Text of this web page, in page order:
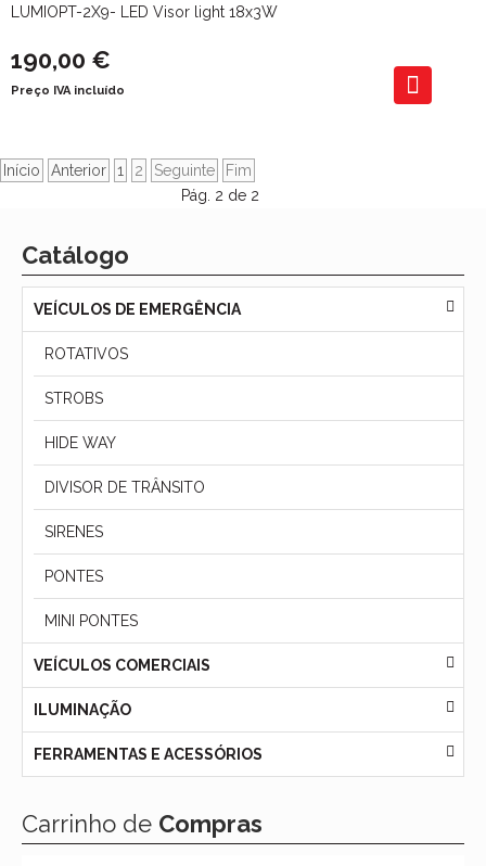
LUMIOPT-2X9- LED Visor light 18x3W
190,00 €
Preço IVA incluído
Início Anterior 1 2 Seguinte
Fim
Pág. 2 de 2
Catálogo
VEÍCULOS DE EMERGÊNCIA
ROTATIVOS
STROBS
HIDE WAY
DIVISOR DE TRÂNSITO
SIRENES
PONTES
MINI PONTES
VEÍCULOS COMERCIAIS
ILUMINAÇÃO
FERRAMENTAS E ACESSÓRIOS
Carrinho de Compras